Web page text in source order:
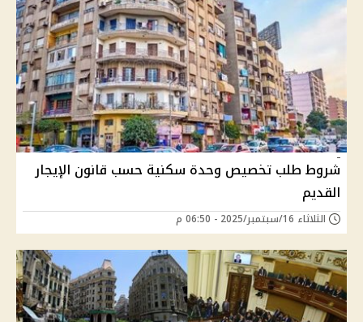
شروط طلب تخصيص وحدة سكنية حسب قانون الإيجار
القديم
الثلاثاء 16/سبتمبر/2025 - 06:50 م